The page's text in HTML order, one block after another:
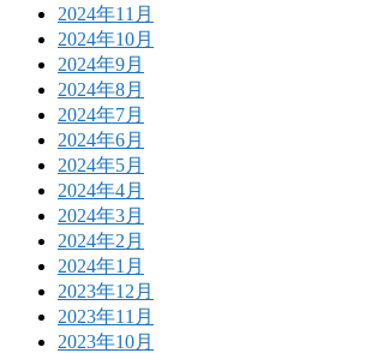
2024年11月
2024年10月
2024年9月
2024年8月
2024年7月
2024年6月
2024年5月
2024年4月
2024年3月
2024年2月
2024年1月
2023年12月
2023年11月
2023年10月